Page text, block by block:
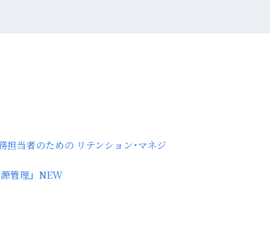
担当者のための リテンション･マネジ
管理』 NEW